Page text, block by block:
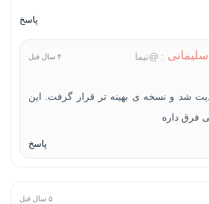
پاسخ
: @نیما ۴ سال قبل
شد و نسخه ی بهینه تر قرار گرفت. این
فرق داره
پاسخ
۵ سال قبل